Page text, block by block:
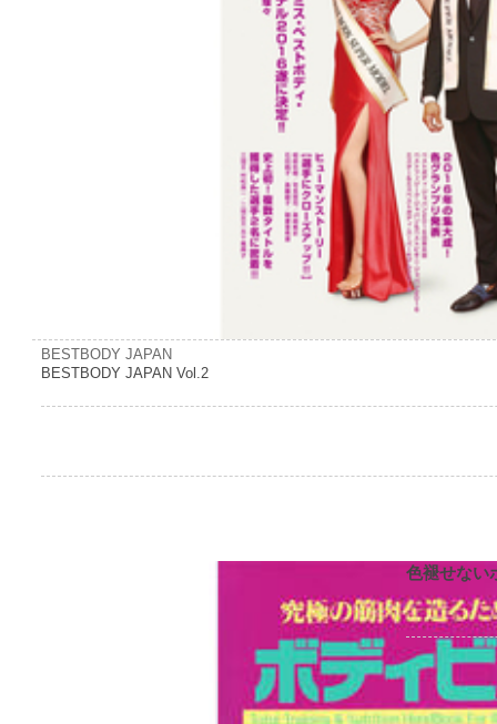
BESTBODY JAPAN
BESTBODY JAPAN Vol.2
色褪せない